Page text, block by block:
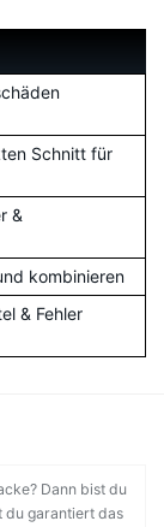
Schnitt für
&
kombinieren
& Fehler
Dann bist du
du garantiert das